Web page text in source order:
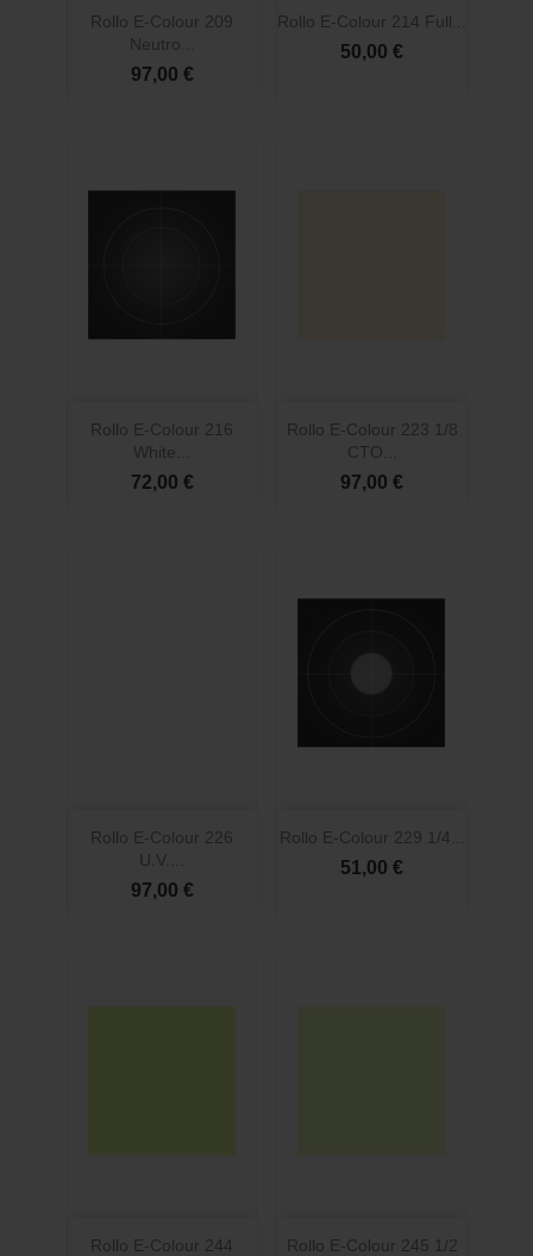
Rollo E-Colour 209
Neutro...
97,00 €
Rollo E-Colour 214 Full...
50,00 €
Rollo E-Colour 216
White...
72,00 €
Rollo E-Colour 223 1/8
CTO...
97,00 €
Rollo E-Colour 226
U.V....
97,00 €
Rollo E-Colour 229 1/4...
51,00 €
Rollo E-Colour 244
Rollo E-Colour 245 1/2